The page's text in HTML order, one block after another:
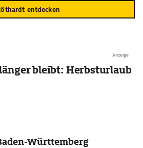
entdecken
Anzeige
bleibt: Herbsturlaub
Württemberg